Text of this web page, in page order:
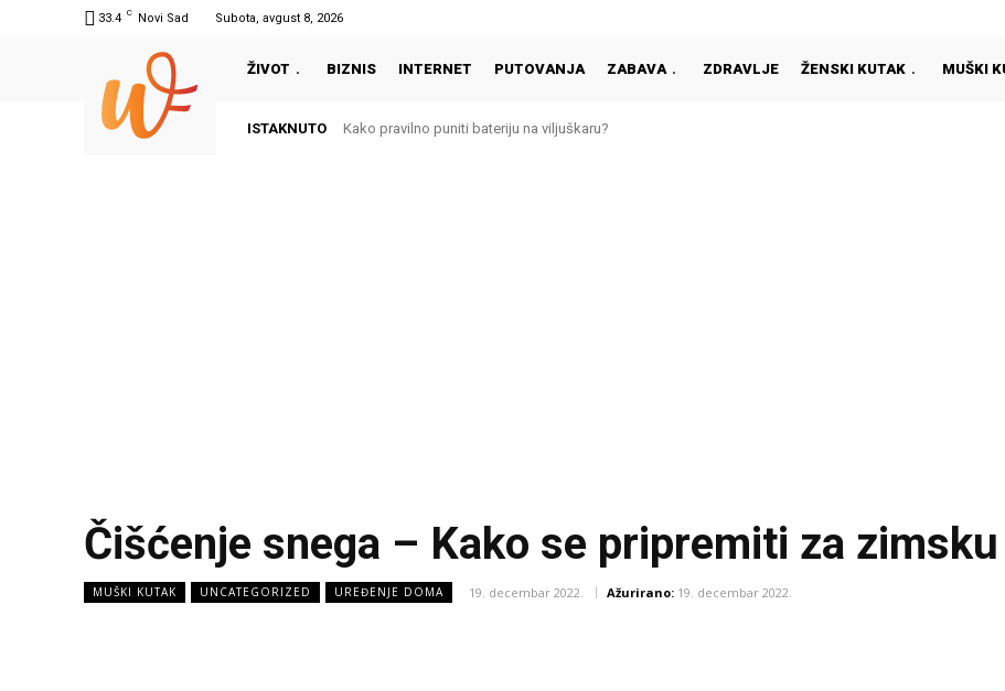
33.4 C Novi Sad Subota, avgust 8, 2026
ŽIVOT BIZNIS INTERNET PUTOVANJA ZABAVA ZDRAVLJE ŽENSKI KUTAK MUŠKI
ISTAKNUTO Kako pravilno puniti bateriju na viljuškaru?
Čišćenje snega – Kako se pripremiti za
MUŠKI KUTAK UNCATEGORIZED UREĐENJE DOMA 19. decembar 2022. Ažurirano: 19. decembar 2022.